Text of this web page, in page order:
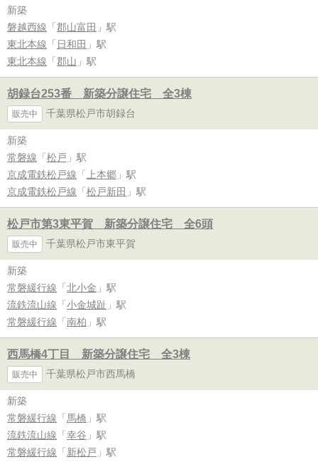
新築
磐越西線 「 郡山富田 」駅
東北本線 「 日和田 」駅
東北本線 「 郡山 」駅
胡録台253番 新築分譲住宅 全3棟
販売中 千葉県松戸市胡録台
新築
常磐線 「 松戸 」駅
京成電鉄松戸線 「 上本郷 」駅
京成電鉄松戸線 「 松戸新田 」駅
松戸市第3東平賀 新築分譲住宅 全6頭
販売中 千葉県松戸市東平賀
新築
常磐緩行線 「 北小金 」駅
流鉄流山線 「 小金城趾 」駅
常磐緩行線 「 南柏 」駅
西馬橋4丁目 新築分譲住宅 全3棟
販売中 千葉県松戸市西馬橋
新築
常磐緩行線 「 馬橋 」駅
流鉄流山線 「 幸谷 」駅
常磐緩行線 「 新松戸 」駅